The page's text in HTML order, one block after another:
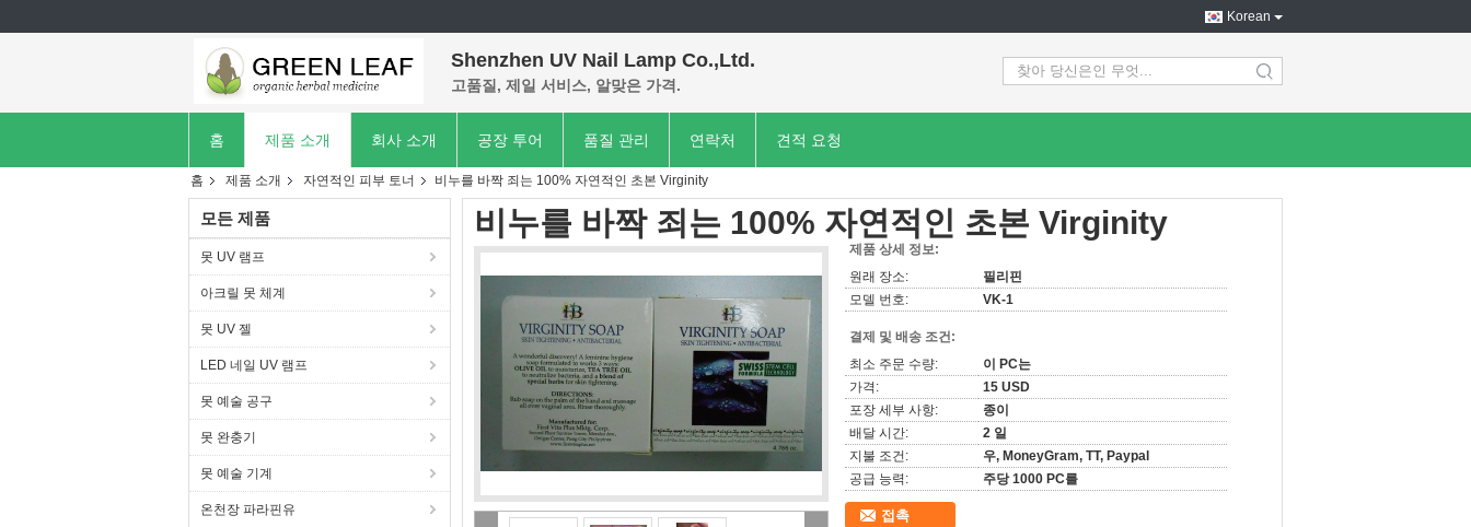
Korean
Shenzhen UV Nail Lamp Co.,Ltd.
고품질, 제일 서비스, 알맞은 가격. search
홈 제품 소개 회사 소개 공장 투어 품질 관리 연락처 견적 요청
홈 제품 소개 자연적인 피부 토너 비누를 바짝 죄는 100% 자연적인 초본 Virginity
모든 제품
못 UV 램프
아크릴 못 체계
못 UV 젤
LED 네일 UV 램프
못 예술 공구
못 완충기
못 예술 기계
온천장 파라핀유
비누를 바짝 죄는 100% 자연적인 초본 Virginity
제품 상세 정보:
원래 장소:
필리핀
모델 번호:
VK-1
결제 및 배송 조건:
최소 주문 수량:
이 PC는
가격:
15 USD
포장 세부 사항:
종이
배달 시간:
2 일
지불 조건:
우, MoneyGram, TT, Paypal
공급 능력:
주당 1000 PC를
접촉